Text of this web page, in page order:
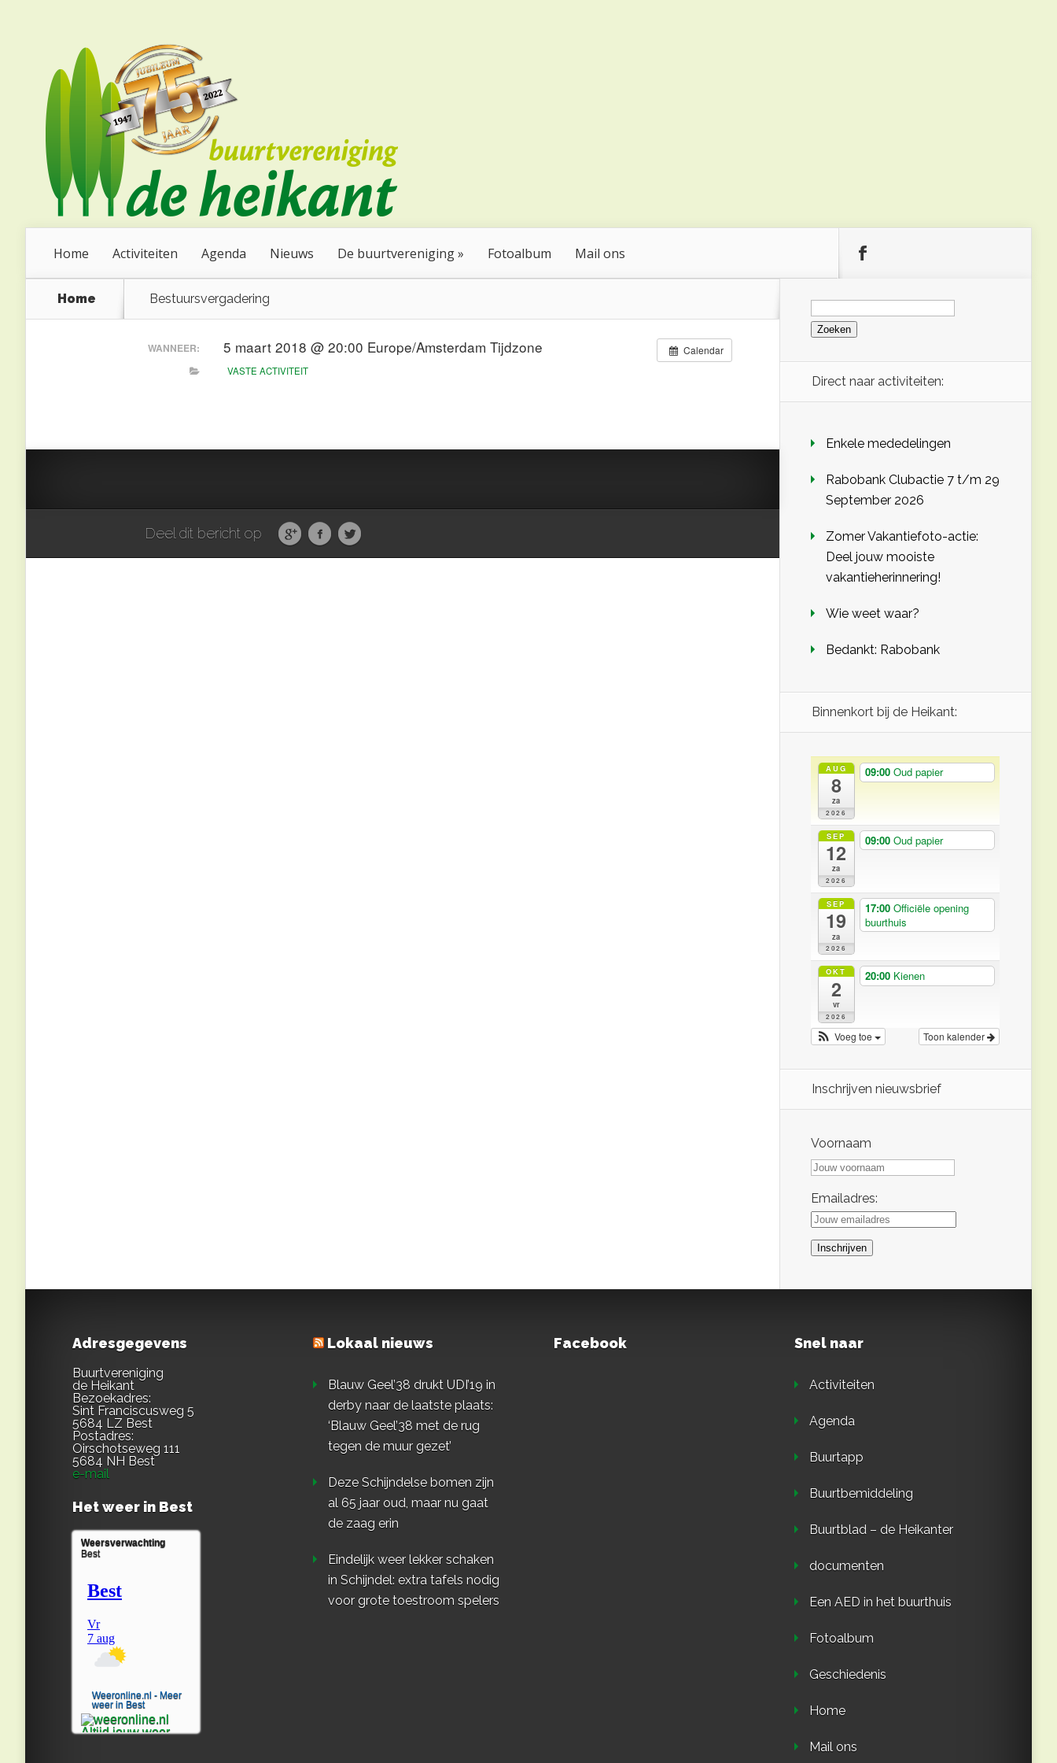
Home Activiteiten Agenda Nieuws De buurtvereniging Fotoalbum Mail ons
Home Bestuursvergadering
Calendar
WANNEER: 5 maart 2018 @ 20:00 Europe/Amsterdam Tijdzone
VASTE ACTIVITEIT
Deel dit bericht op
Zoeken
naar:
Direct naar activiteiten:
Enkele mededelingen
Rabobank Clubactie 7 t/m 29
September 2026
Zomer Vakantiefoto-actie:
Deel jouw mooiste
vakantieherinnering!
Wie weet waar?
Bedankt: Rabobank
Binnenkort bij de Heikant:
AUG
8
za
2026
09:00 Oud papier
SEP
12
za
2026
09:00 Oud papier
SEP
19
za
2026
17:00 Officiële opening
buurthuis
OKT
2
vr
2026
20:00 Kienen
Toon kalender
Voeg toe
Inschrijven nieuwsbrief
Voornaam
Emailadres:
Adresgegevens
Buurtvereniging
de Heikant
Bezoekadres:
Sint Franciscusweg 5
5684 LZ Best
Postadres:
Oirschotseweg 111
5684 NH Best
e-mail
Het weer in Best
Weersverwachting
Best
Weeronline.nl - Meer
weer in Best
Lokaal nieuws
Blauw Geel’38 drukt UDI’19 in
derby naar de laatste plaats:
‘Blauw Geel’38 met de rug
tegen de muur gezet’
Deze Schijndelse bomen zijn
al 65 jaar oud, maar nu gaat
de zaag erin
Eindelijk weer lekker schaken
in Schijndel: extra tafels nodig
voor grote toestroom spelers
Facebook Snel naar
Activiteiten
Agenda
Buurtapp
Buurtbemiddeling
Buurtblad – de Heikanter
documenten
Een AED in het buurthuis
Fotoalbum
Geschiedenis
Home
Mail ons